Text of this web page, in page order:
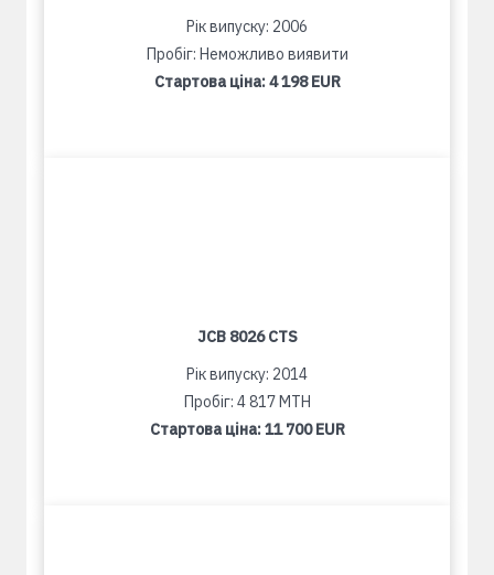
Рік випуску: 2006
Пробіг: Неможливо виявити
Стартова ціна:4 198 EUR
JCB 8026 CTS
Рік випуску: 2014
Пробіг: 4 817 MTH
Стартова ціна:11 700 EUR